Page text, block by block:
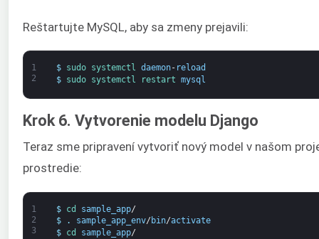
Reštartujte MySQL, aby sa zmeny prejavili:
1
2
$ sudo systemctl daemon- reload
$
sudo systemctl restart mysql
Krok 6. Vytvorenie modelu Django
Teraz sme pripravení vytvoriť nový model v našom
prostredie:
1
2
3
$ cd sample_app/
$
. sample_app_env/ bin/activate
$
cd sample_app/